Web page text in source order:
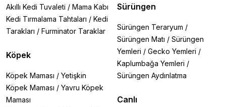
Akıllı Kedi Tuvaleti / Mama Kabı
Kedi Tırmalama Tahtaları / Kedi
Tarakları / Furminator Taraklar
Köpek
Köpek Maması / Yetişkin
Köpek Maması / Yavru Köpek
Maması
Sürüngen
Sürüngen Teraryum /
Sürüngen Matı / Sürüngen
Yemleri / Gecko Yemleri /
Kaplumbağa Yemleri /
Sürüngen Aydınlatma
Canlı